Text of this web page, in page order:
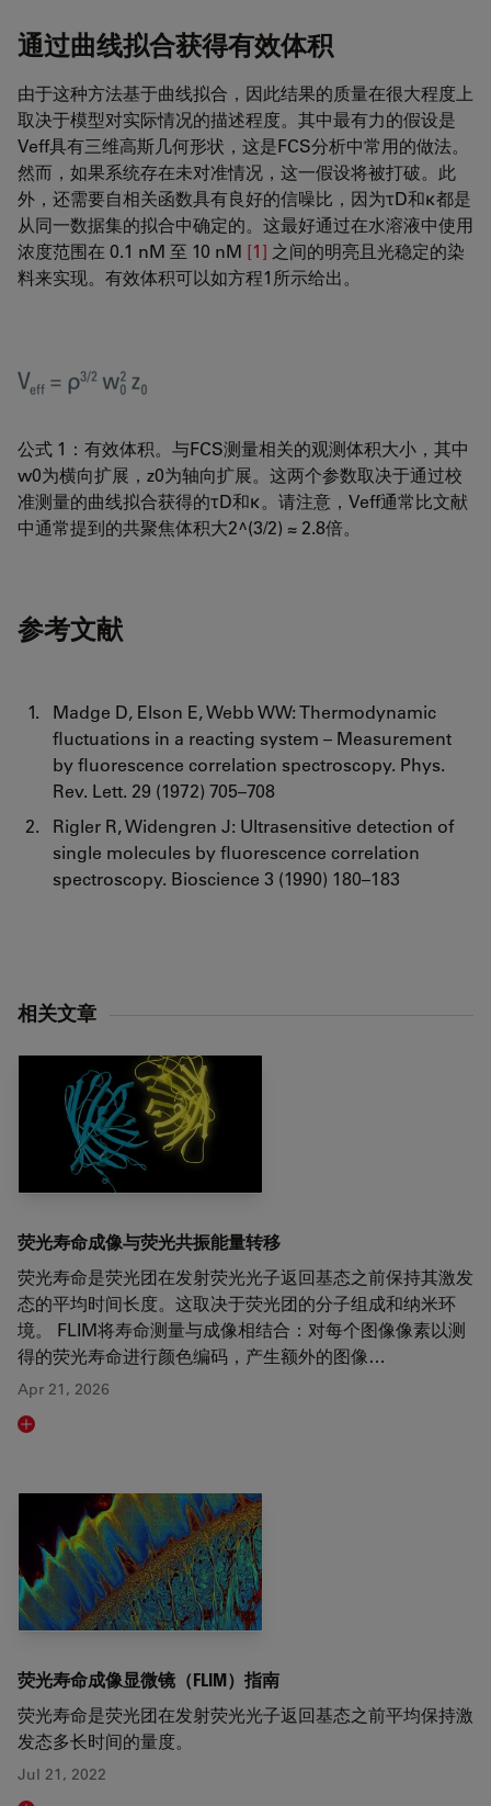
通过曲线拟合获得有效体积
由于这种方法基于曲线拟合，因此结果的质量在很大程度上
取决于模型对实际情况的描述程度。其中最有力的假设是
Veff具有三维高斯几何形状，这是FCS分析中常用的做法。
然而，如果系统存在未对准情况，这一假设将被打破。此
外，还需要自相关函数具有良好的信噪比，因为τD和κ都是
从同一数据集的拟合中确定的。这最好通过在水溶液中使用
浓度范围在 0.1 nM 至 10 nM [1] 之间的明亮且光稳定的染
料来实现。有效体积可以如方程1所示给出。
公式 1：有效体积。与FCS测量相关的观测体积大小，其中
w0为横向扩展，z0为轴向扩展。这两个参数取决于通过校
准测量的曲线拟合获得的τD和κ。请注意，Veff通常比文献
中通常提到的共聚焦体积大2^(3/2) ≈ 2.8倍。
参考文献
Madge D, Elson E, Webb WW: Thermodynamic
fluctuations in a reacting system – Measurement
by fluorescence correlation spectroscopy. Phys.
Rev. Lett. 29 (1972) 705–708
Rigler R, Widengren J: Ultrasensitive detection of
single molecules by fluorescence correlation
spectroscopy. Bioscience 3 (1990) 180–183
相关文章
荧光寿命成像与荧光共振能量转移
荧光寿命是荧光团在发射荧光光子返回基态之前保持其激发
态的平均时间长度。这取决于荧光团的分子组成和纳米环
境。 FLIM将寿命测量与成像相结合：对每个图像像素以测
得的荧光寿命进行颜色编码，产生额外的图像…
Apr 21, 2026
Read article
荧光寿命成像显微镜（FLIM）指南
荧光寿命是荧光团在发射荧光光子返回基态之前平均保持激
发态多长时间的量度。
Jul 21, 2022